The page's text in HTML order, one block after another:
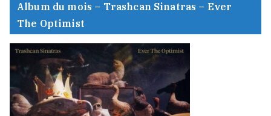
Album du mois – Trashcan Sinatras – Ever
The Optimist